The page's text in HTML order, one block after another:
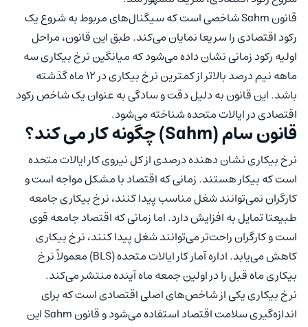
قانون Sahm شاخصی است که سیگنال‌های مربوط به شروع یک
رکود اقتصادی را سریعا نمایان می‌کند. طبق این قانون، مراحل
اولیه رکود زمانی نشان داده می‌شود که میانگین نرخ بیکاری سه
ماهه نیم درصد بالاتر از کمترین نرخ بیکاری در 12 ماه گذشته
باشد. این قانون به دلیل دقت و سادگی به عنوان یک شاخص رکود
اقتصادی در ایالات متحده شناخته می‌شود.
قانون سام (Sahm) چگونه کار می کند؟
نرخ بیکاری نشان دهنده درصدی از کل نیروی کار ایالات متحده
است که بیکار هستند. زمانی که اقتصاد با مشکل مواجه است و
کارگران نمی‌توانند شغل مناسب پیدا کنند، نرخ بیکاری جامعه
طبیعتا تمایل به افزایش دارد. اما زمانی که اقتصاد جامعه قوی
است و کارگران راحت‌تر می‌توانند شغل پیدا کنند، نرخ بیکاری
کاهش می‌یابد. اداره آمار کار ایالات متحده (BLS) معمولاً نرخ
بیکاری ماه قبل را در اولین جمعه ماه آینده منتشر می‌کند.
نرخ بیکاری یکی از شاخص‌های اصلی اقتصادی است که برای
اندازه‌گیری سلامت اقتصاد استفاده می‌شود و قانون Sahm این